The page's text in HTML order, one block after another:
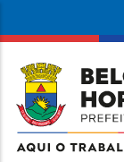
conteúdo
principal
da
de